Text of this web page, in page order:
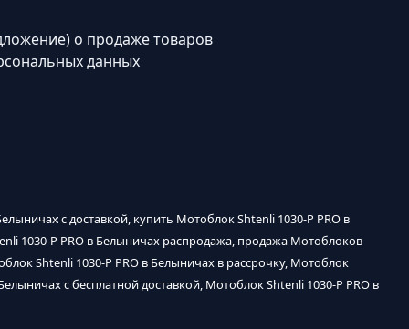
о продаже товаров
данных
с доставкой, купить Мотоблок Shtenli 1030-P PRO в
1030-P PRO в Белыничах распродажа, продажа Мотоблоков
Shtenli 1030-P PRO в Белыничах в рассрочку, Мотоблок
с бесплатной доставкой, Мотоблок Shtenli 1030-P PRO в